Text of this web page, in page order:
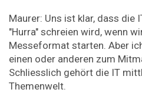
Maurer: Uns ist klar, dass die
"Hurra" schreien wird, wenn
Messeformat starten. Aber
einen oder anderen zum
Schliesslich gehört die IT
Themenwelt.